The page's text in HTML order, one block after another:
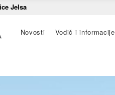
Jelsa
Main
Novosti Vodič i informacije